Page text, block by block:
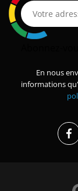
En nous
informations